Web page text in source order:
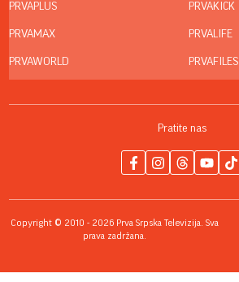
PRVAPLUS
PRVAMAX
PRVAWORLD
PRVAKICK
PRVALIFE
PRVAFILES
Pratite nas
Copyright © 2010 - 2026 Prva Srpska Televizija. Sva
prava zadržana.